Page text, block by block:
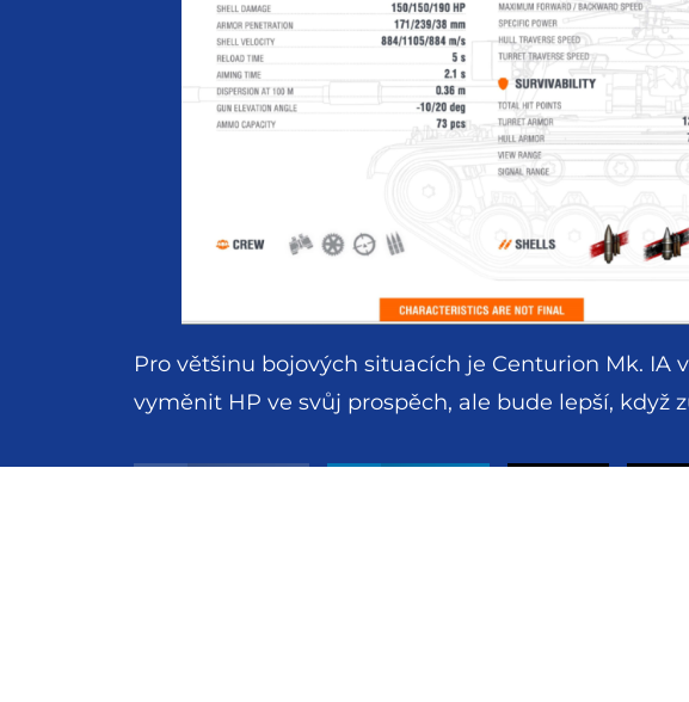
Pro většinu bojových situacích je Centurion Mk. IA
vyměnit HP ve svůj prospěch, ale bude lepší, když